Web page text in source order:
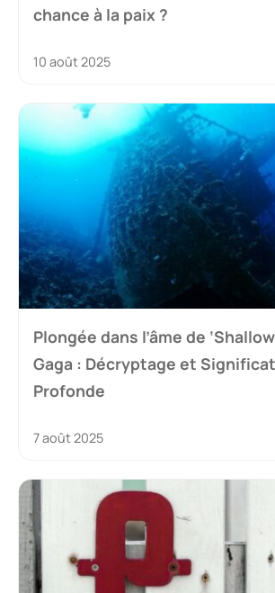
chance à la paix ?
10 août 2025
Plongée dans l’âme de
Gaga : Décryptage et
Profonde
7 août 2025